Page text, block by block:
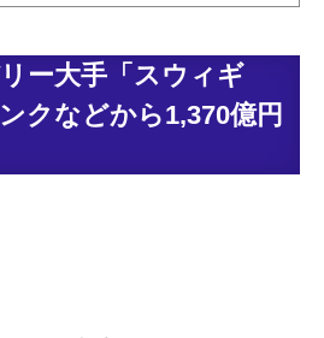
ー大手「スウィギ
クなどから1,370億円